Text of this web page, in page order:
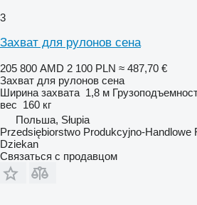
3
Захват для рулонов сена
205 800 AMD 2 100 PLN ≈ 487,70 €
Захват для рулонов сена
Ширина захвата 1,8 м
вес 160 кг
Польша, Słupia
Przedsiębiorstwo Produkcyjno-Handlowe
Dziekan
Связаться с продавцом